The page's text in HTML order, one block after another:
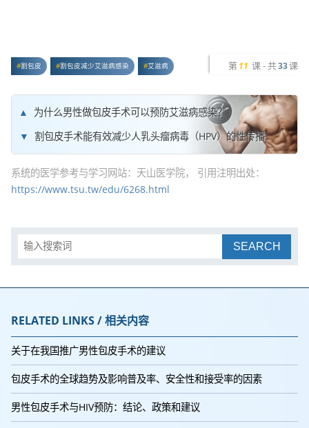
割包皮 割包皮减少艾滋病感染 艾滋病 第 11 课 - 共33课
为什么男性做包皮手术可以预防艾滋病感染？
割包皮手术能有效减少人乳头瘤病毒（HPV）的性传播
系统的医学参考与学习网站：天山医学院， 引用注明出处：
https://www.tsu.tw/edu/6268.html
SEARCH
RELATED LINKS / 相关内容
关于在我国推广男性包皮手术的建议
包皮手术的全球趋势及影响普及率、安全性和接受率的因素
男性包皮手术与HIV预防：结论、政策和建议